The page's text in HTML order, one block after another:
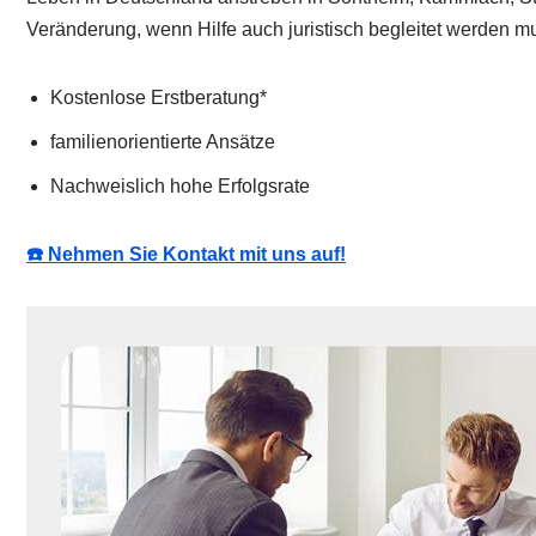
Veränderung, wenn Hilfe auch juristisch begleitet werden
Kostenlose Erstberatung*
familienorientierte Ansätze
Nachweislich hohe Erfolgsrate
☎️ Nehmen Sie Kontakt mit uns auf!